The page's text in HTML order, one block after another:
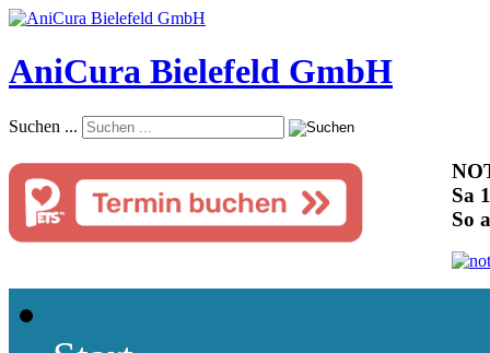
AniCura Bielefeld GmbH
Suchen ...
Sa
So